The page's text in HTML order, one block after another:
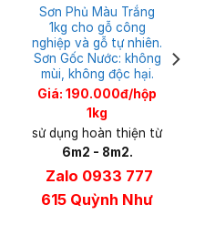
Sơn Phủ Màu Trắng
1kg cho gỗ công
nghiệp và gỗ tự nhiên.
Sơn Gốc Nước: không
mùi, không độc hại.
Giá: 190.000đ/hộp
1kg
sử dụng hoàn thiện từ
6m2 - 8m2.
Zalo 0933 777
615 Quỳnh Như